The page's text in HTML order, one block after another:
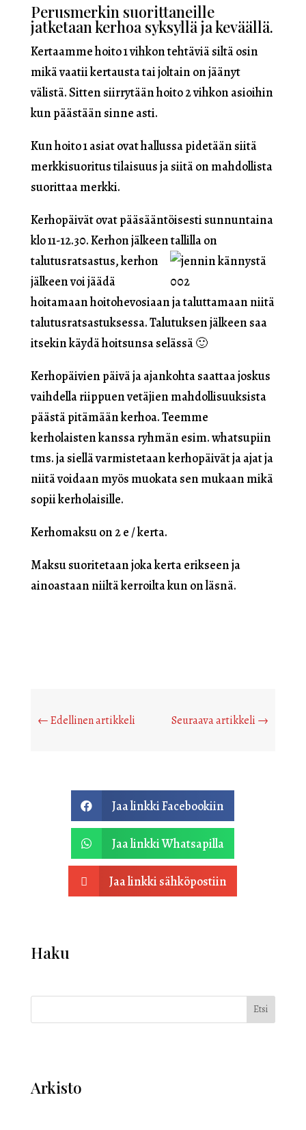
Perusmerkin suorittaneille
jatketaan kerhoa syksyllä ja keväällä.
Kertaamme hoito 1 vihkon tehtäviä siltä osin
mikä vaatii kertausta tai joltain on jäänyt
välistä. Sitten siirrytään hoito 2 vihkon asioihin
kun päästään sinne asti.
Kun hoito 1 asiat ovat hallussa pidetään siitä
merkkisuoritus tilaisuus ja siitä on mahdollista
suorittaa merkki.
Kerhopäivät ovat pääsääntöisesti sunnuntaina
klo 11-12.30. Kerhon jälkeen tallilla on
talutusratsastus,kerhon
jälkeen voi jäädä
hoitamaan hoitohevosiaan ja taluttamaan niitä
talutusratsastuksessa. Talutuksen jälkeen saa
itsekin käydä hoitsunsa selässä 🙂
Kerhopäivien päivä ja ajankohta saattaa joskus
vaihdella riippuen vetäjien mahdollisuuksista
päästä pitämään kerhoa. Teemme
kerholaisten kanssa ryhmän esim. whatsupiin
tms. ja siellä varmistetaan kerhopäivät ja ajat ja
niitä voidaan myös muokata sen mukaan mikä
sopii kerholaisille.
Kerhomaksu on 2 e / kerta.
Maksu suoritetaan joka kerta erikseen ja
ainoastaan niiltä kerroilta kun on läsnä.
←Edellinen artikkeli Seuraava artikkeli →
 Jaa linkki Facebookiin
 Jaa linkki Whatsapilla
 Jaa linkki sähköpostiin
Haku
Etsi
Arkisto